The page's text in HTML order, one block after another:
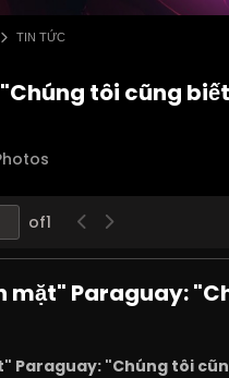
TIN TỨC
tôi cũng
of1
mặt" Paraguay:
Paraguay: "Chúng tôi